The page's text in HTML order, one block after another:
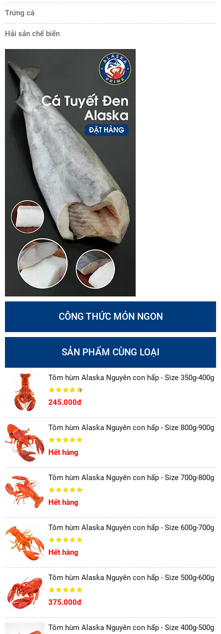
Hãy chọn mua tôm hùm Alaska
tại Alaska Prime ngay!
Tôm hùm Alaska nguyên con size lớn hơn 1 kg là món ăn
thượng hạng, phù hợp cho những bữa tiệc gia đình, họp
mặt bạn bè. Hãy nhanh tay đặt mua sản phẩm để thưởng
thức hương vị thơm ngon, béo ngậy của tôm hùm Alaska.
Trứng cá
Hải sản chế biến
CÔNG THỨC MÓN NGON
SẢN PHẨM CÙNG LOẠI
Tôm hùm Alaska Nguyên con hấp - Size 350g-400g
245.000đ
Tôm hùm Alaska Nguyên con hấp - Size 800g-900g
Hết hàng
Tôm hùm Alaska Nguyên con hấp - Size 700g-800g
Hết hàng
Tôm hùm Alaska Nguyên con hấp - Size 600g-700g
Hết hàng
Tôm hùm Alaska Nguyên con hấp - Size 500g-600g
375.000đ
Tôm hùm Alaska Nguyên con hấp - Size 400g-500g